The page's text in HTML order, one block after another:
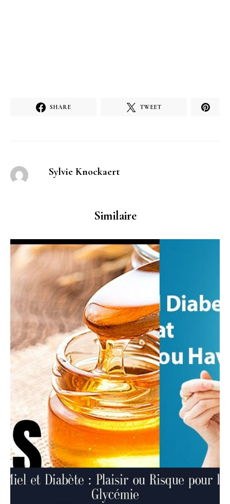
SHARE TWEET
Sylvie Knockaert
Similaire